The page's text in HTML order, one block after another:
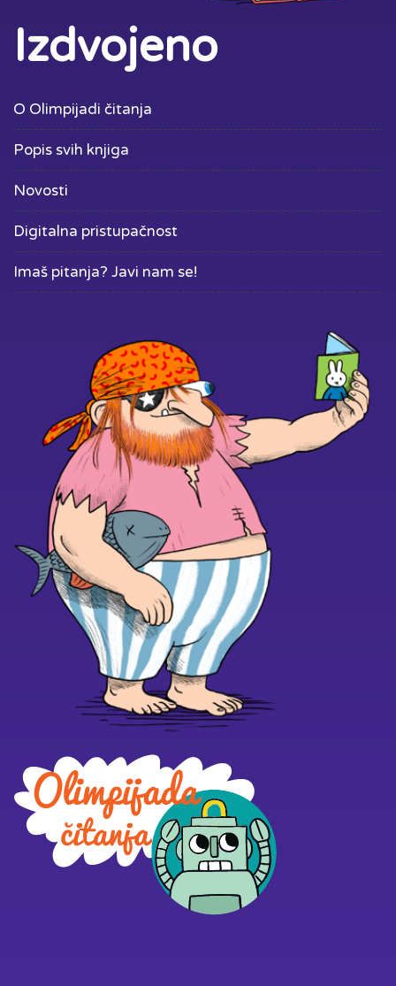
Izdvojeno
O Olimpijadi čitanja
Popis svih knjiga
Novosti
Digitalna pristupačnost
Imaš pitanja? Javi nam se!